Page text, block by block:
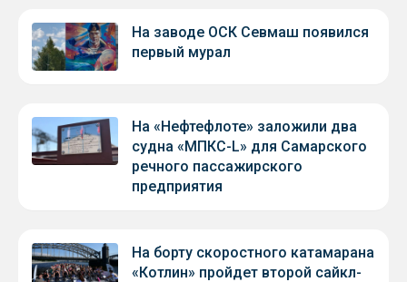
На заводе ОСК Севмаш появился
первый мурал
На «Нефтефлоте» заложили два
судна «МПКС-L» для Самарского
речного пассажирского
предприятия
На борту скоростного катамарана
«Котлин» пройдет второй сайкл-